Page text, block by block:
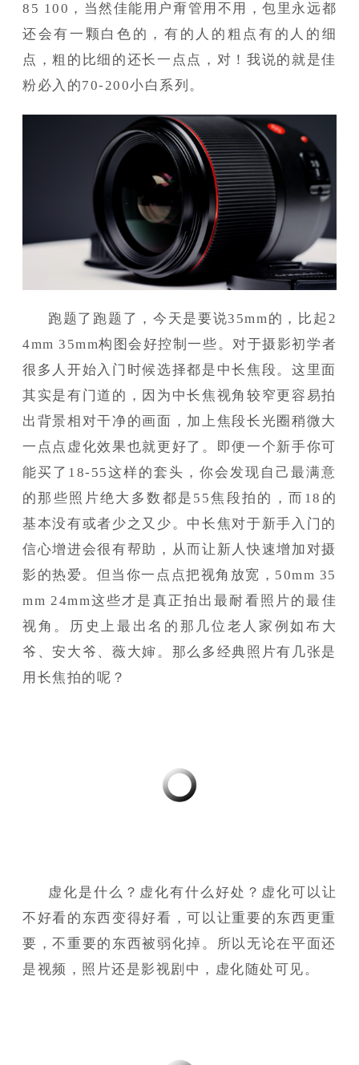
85 100，当然佳能用户甭管用不用，包里永远都
还会有一颗白色的，有的人的粗点有的人的细
点，粗的比细的还长一点点，对！我说的就是佳
粉必入的70-200小白系列。
跑题了跑题了，今天是要说35mm的，比起2
4mm 35mm构图会好控制一些。对于摄影初学者
很多人开始入门时候选择都是中长焦段。这里面
其实是有门道的，因为中长焦视角较窄更容易拍
出背景相对干净的画面，加上焦段长光圈稍微大
一点点虚化效果也就更好了。即便一个新手你可
能买了18-55这样的套头，你会发现自己最满意
的那些照片绝大多数都是55焦段拍的，而18的
基本没有或者少之又少。中长焦对于新手入门的
信心增进会很有帮助，从而让新人快速增加对摄
影的热爱。但当你一点点把视角放宽，50mm 35
mm 24mm这些才是真正拍出最耐看照片的最佳
视角。历史上最出名的那几位老人家例如布大
爷、安大爷、薇大婶。那么多经典照片有几张是
用长焦拍的呢？
虚化是什么？虚化有什么好处？虚化可以让
不好看的东西变得好看，可以让重要的东西更重
要，不重要的东西被弱化掉。所以无论在平面还
是视频，照片还是影视剧中，虚化随处可见。